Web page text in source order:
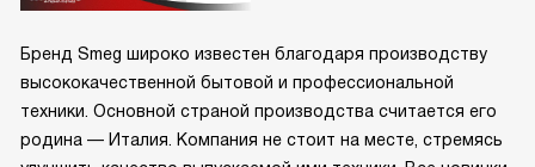
Бренд Smeg широко известен благодаря производству
высококачественной бытовой и профессиональной
техники. Основной страной производства считается его
родина — Италия. Компания не стоит на месте, стремясь